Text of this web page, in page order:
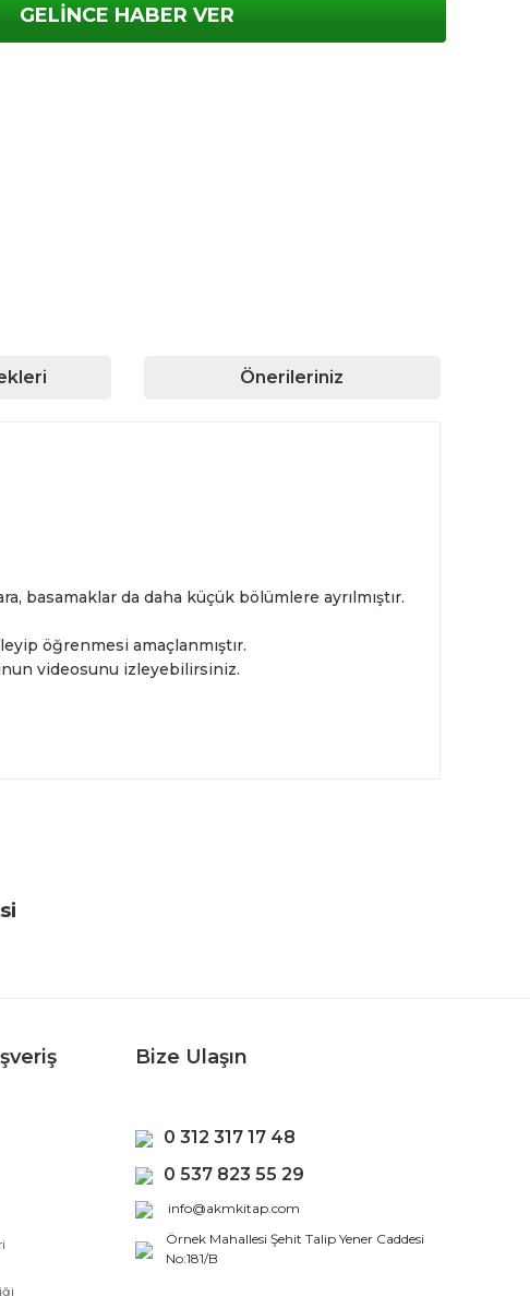
GELİNCE HABER VER
Önerileriniz
basamaklar da daha küçük bölümlere ayrılmıştır.
öğrenmesi amaçlanmıştır.
videosunu izleyebilirsiniz.
Bize Ulaşın
0 312 317 17 48
0 537 823 55 29
info@akmkitap.com
Örnek Mahallesi Şehit Talip Yener Caddesi
No:181/B